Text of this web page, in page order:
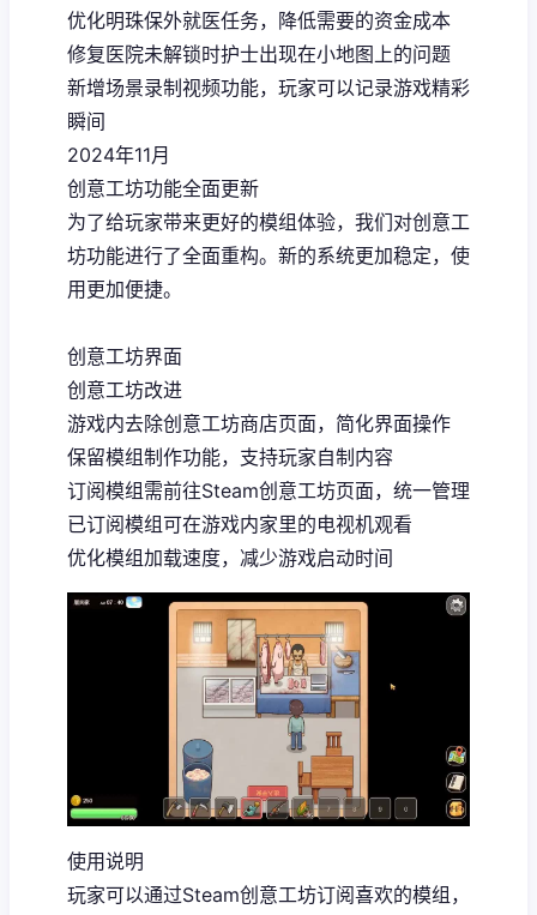
优化明珠保外就医任务，降低需要的资金成本
修复医院未解锁时护士出现在小地图上的问题
新增场景录制视频功能，玩家可以记录游戏精彩
瞬间
2024年11月
创意工坊功能全面更新
为了给玩家带来更好的模组体验，我们对创意工
坊功能进行了全面重构。新的系统更加稳定，使
用更加便捷。
创意工坊界面
创意工坊改进
游戏内去除创意工坊商店页面，简化界面操作
保留模组制作功能，支持玩家自制内容
订阅模组需前往Steam创意工坊页面，统一管理
已订阅模组可在游戏内家里的电视机观看
优化模组加载速度，减少游戏启动时间
使用说明
玩家可以通过Steam创意工坊订阅喜欢的模组，